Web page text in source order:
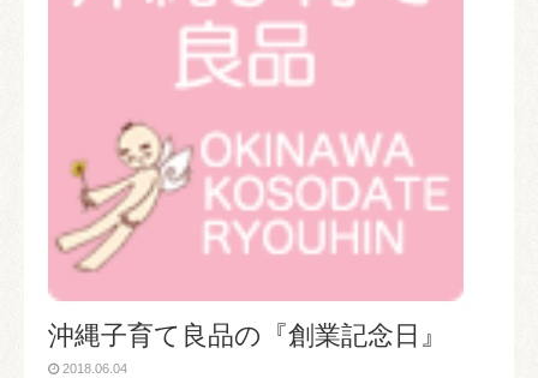
沖縄子育て良品の『創業記念日』
2018.06.04